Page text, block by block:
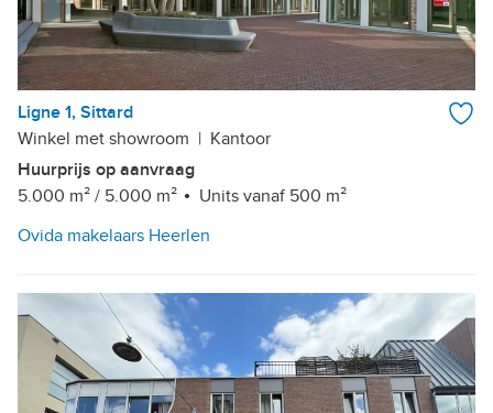
Ligne 1, Sittard
Winkel met showroom | Kantoor
Huurprijs op aanvraag
5.000 m² / 5.000 m²
Units vanaf 500 m²
Ovida makelaars Heerlen